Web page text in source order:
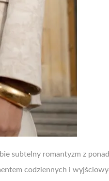
subtelny romantyzm z
codziennych i